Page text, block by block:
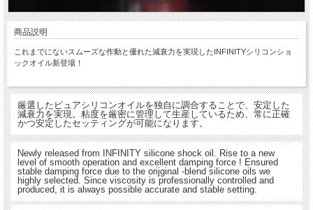
商品説明
これまでにないスムーズな作動と優れた減衰力を実現したINFINITYシリコンショ
ックオイル新登場！
厳選したピュアシリコンオイルを独自に調合することで、安定した
減衰力を実現。粘度を厳密に管理して生産しているため、常に正確
かつ安定したセッティングが可能になります。
Newly released from INFINITY silicone shock oil. Rise to a new
level of smooth operation and excellent damping force ! Ensured
stable damping force due to the orijginal -blend silicone oils we
highly selected. Since viscosity is professionally controlled and
produced, it is always possible accurate and stable setting.